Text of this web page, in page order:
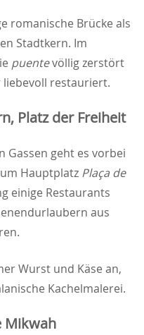
romanische Brücke als
Stadtkern. Im
puentevöllig zerstört
restauriert.
Platz der Freiheit
Gassen geht es vorbei
Hauptplatz Plaça de
einige Restaurants
aus
Wurst und Käse an,
Kachelmalerei.
Mikwah